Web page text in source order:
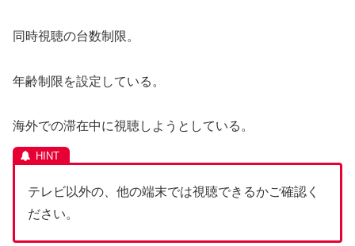
同時視聴の台数制限。
年齢制限を設定している。
海外での滞在中に視聴しようとしている。
テレビ以外の、他の端末では視聴できるかご確認く
ださい。